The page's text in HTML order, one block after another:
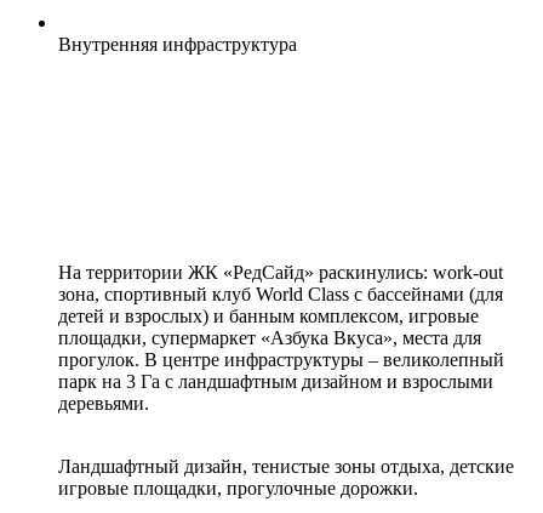
Внутренняя инфраструктура
На территории ЖК «РедСайд» раскинулись: work-out
зона, спортивный клуб World Class с бассейнами (для
детей и взрослых) и банным комплексом, игровые
площадки, супермаркет «Азбука Вкуса», места для
прогулок. В центре инфраструктуры – великолепный
парк на 3 Га с ландшафтным дизайном и взрослыми
деревьями.
Ландшафтный дизайн, тенистые зоны отдыха, детские
игровые площадки, прогулочные дорожки.